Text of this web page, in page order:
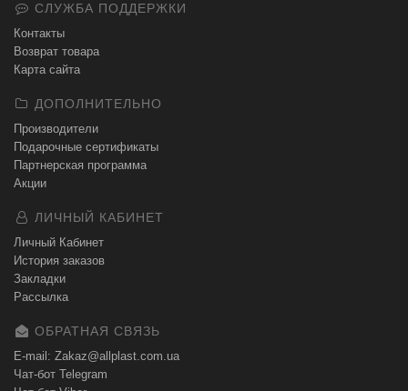
СЛУЖБА ПОДДЕРЖКИ
Контакты
Возврат товара
Карта сайта
ДОПОЛНИТЕЛЬНО
Производители
Подарочные сертификаты
Партнерская программа
Акции
ЛИЧНЫЙ КАБИНЕТ
Личный Кабинет
История заказов
Закладки
Рассылка
ОБРАТНАЯ СВЯЗЬ
E-mail: Zakaz@allplast.com.ua
Чат-бот Telegram